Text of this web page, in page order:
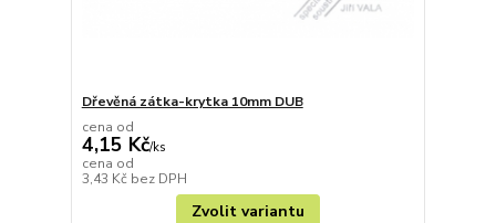
Dřevěná zátka-krytka 10mm DUB
cena od
4,15 Kč/ks
cena od
3,43 Kč bez DPH
Zvolit variantu